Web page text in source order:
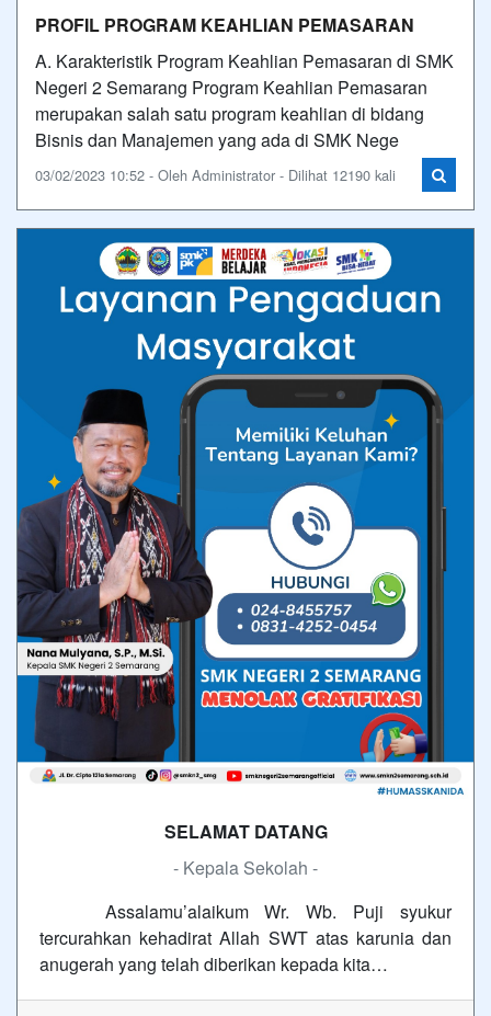
PROFIL PROGRAM KEAHLIAN PEMASARAN
A. Karakteristik Program Keahlian Pemasaran di SMK
Negeri 2 Semarang Program Keahlian Pemasaran
merupakan salah satu program keahlian di bidang
Bisnis dan Manajemen yang ada di SMK Nege
03/02/2023 10:52 - Oleh Administrator - Dilihat 12190 kali
SELAMAT DATANG
- Kepala Sekolah -
Assalamu’alaikum Wr. Wb. Puji syukur
tercurahkan kehadirat Allah SWT atas karunia dan
anugerah yang telah diberikan kepada kita…